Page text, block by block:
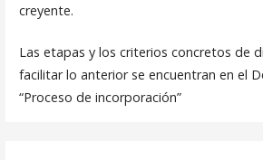
creyente.
Las etapas y los criterios concretos de
faci­litar lo anterior se encuentran en el
“Pro­ceso de incorporación”